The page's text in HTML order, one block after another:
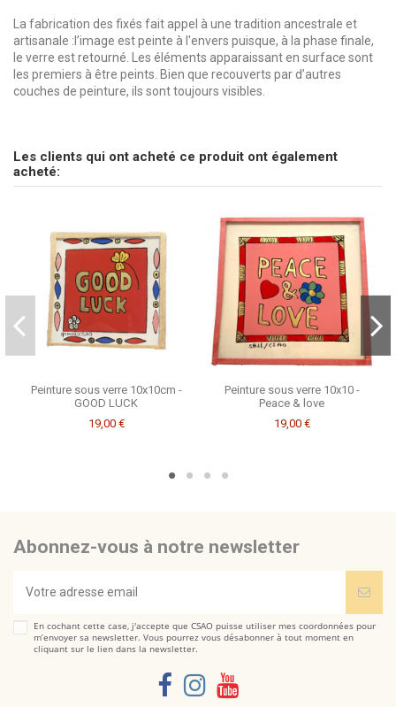
La fabrication des fixés fait appel à une tradition ancestrale et
artisanale :l’image est peinte à l'envers puisque, à la phase finale,
le verre est retourné. Les éléments apparaissant en surface sont
les premiers à être peints. Bien que recouverts par d’autres
couches de peinture, ils sont toujours visibles.
Dimensions 10 x 10 cm
Peinture
Soyez le premier à poser une question sur ce produit !
Les clients qui ont acheté ce produit ont également
acheté:
Peinture sous verre 10x10cm -
GOOD LUCK
19,00 €
Peinture sous verre 10x10 -
Peace & love
19,00 €
Abonnez-vous à notre newsletter
En cochant cette case, j'accepte que CSAO puisse utiliser mes coordonnées pour
m’envoyer sa newsletter. Vous pourrez vous désabonner à tout moment en
cliquant sur le lien dans la newsletter.